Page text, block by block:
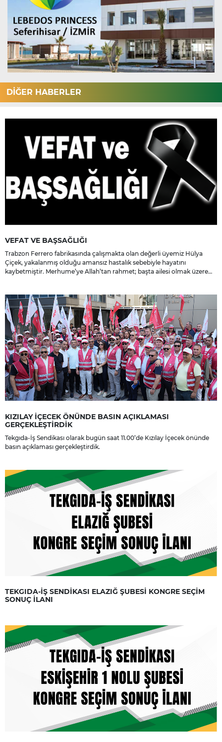
DİĞER HABERLER
VEFAT VE BAŞSAĞLIĞI
Trabzon Ferrero fabrikasında çalışmakta olan değerli üyemiz Hülya
Çiçek, yakalanmış olduğu amansız hastalık sebebiyle hayatını
kaybetmiştir. Merhume’ye Allah’tan rahmet; başta ailesi olmak üzere
KIZILAY İÇECEK ÖNÜNDE BASIN AÇIKLAMASI
GERÇEKLEŞTİRDİK
Tekgıda-İş Sendikası olarak bugün saat 11.00’de Kızılay İçecek önünde
basın açıklaması gerçekleştirdik.
TEKGIDA-İŞ SENDİKASI ELAZIĞ ŞUBESİ KONGRE SEÇİM
SONUÇ İLANI